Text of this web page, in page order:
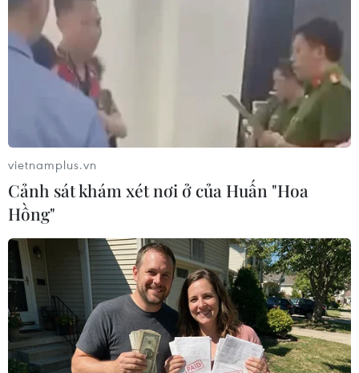
TIN LIÊN QUAN
Bão số 10: Công ty Điện lực Điện Biên hỗ
trợ tỉnh Hà Tĩnh khắc phục lưới điện
29/09/2025 02:00
Đội xung kích của Công ty Điện lực Điện Biên sẽ phối
vietnamplus.vn
Cảnh sát khám xét nơi ở của Huấn "Hoa
Hồng"